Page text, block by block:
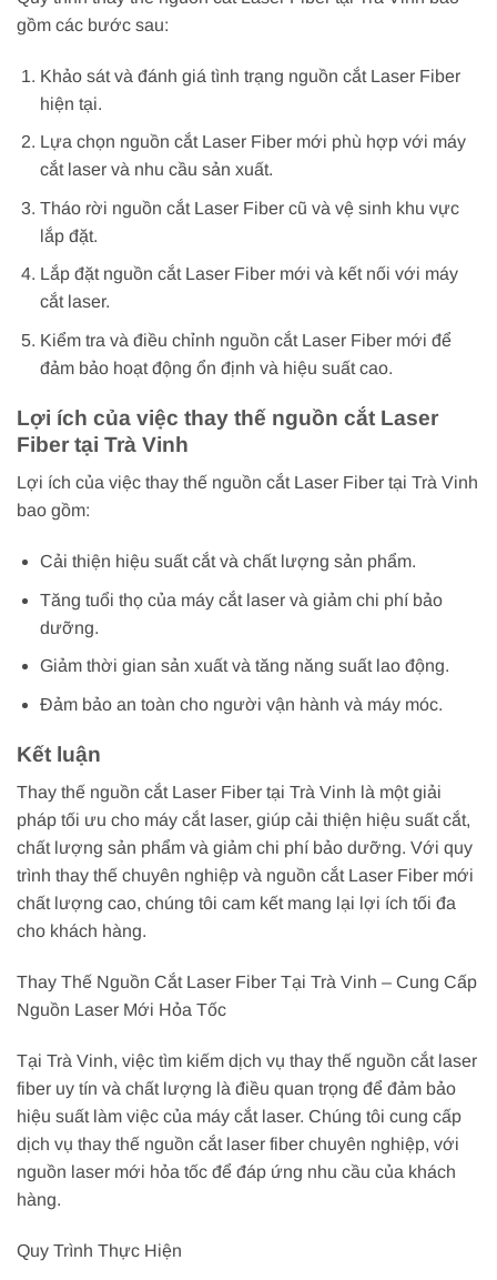
gồm các bước sau:
Khảo sát và đánh giá tình trạng nguồn cắt Laser Fiber
hiện tại.
Lựa chọn nguồn cắt Laser Fiber mới phù hợp với máy
cắt laser và nhu cầu sản xuất.
Tháo rời nguồn cắt Laser Fiber cũ và vệ sinh khu vực
lắp đặt.
Lắp đặt nguồn cắt Laser Fiber mới và kết nối với máy
cắt laser.
Kiểm tra và điều chỉnh nguồn cắt Laser Fiber mới để
đảm bảo hoạt động ổn định và hiệu suất cao.
Lợi ích của việc thay thế nguồn cắt Laser
Fiber tại Trà Vinh
Lợi ích của việc thay thế nguồn cắt Laser Fiber tại Trà Vinh
bao gồm:
Cải thiện hiệu suất cắt và chất lượng sản phẩm.
Tăng tuổi thọ của máy cắt laser và giảm chi phí bảo
dưỡng.
Giảm thời gian sản xuất và tăng năng suất lao động.
Đảm bảo an toàn cho người vận hành và máy móc.
Kết luận
Thay thế nguồn cắt Laser Fiber tại Trà Vinh là một giải
pháp tối ưu cho máy cắt laser, giúp cải thiện hiệu suất cắt,
chất lượng sản phẩm và giảm chi phí bảo dưỡng. Với quy
trình thay thế chuyên nghiệp và nguồn cắt Laser Fiber mới
chất lượng cao, chúng tôi cam kết mang lại lợi ích tối đa
cho khách hàng.
Thay Thế Nguồn Cắt Laser Fiber Tại Trà Vinh – Cung Cấp
Nguồn Laser Mới Hỏa Tốc
Tại Trà Vinh, việc tìm kiếm dịch vụ thay thế nguồn cắt laser
fiber uy tín và chất lượng là điều quan trọng để đảm bảo
hiệu suất làm việc của máy cắt laser. Chúng tôi cung cấp
dịch vụ thay thế nguồn cắt laser fiber chuyên nghiệp, với
nguồn laser mới hỏa tốc để đáp ứng nhu cầu của khách
hàng.
Quy Trình Thực Hiện